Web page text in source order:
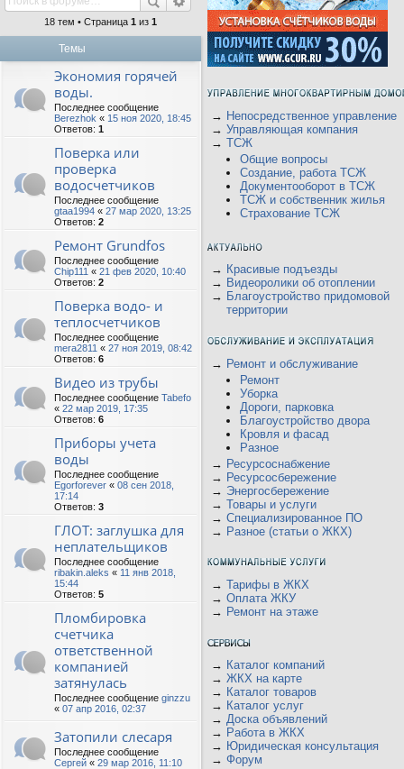
18 тем • Страница 1 из 1
Темы
Экономия горячей
воды.
Последнее сообщение
Berezhok « 15 ноя 2020, 18:45
Ответов: 1
Поверка или
проверка
водосчетчиков
Последнее сообщение
gtaa1994 « 27 мар 2020, 13:25
Ответов: 2
Ремонт Grundfos
Последнее сообщение
Chip111 « 21 фев 2020, 10:40
Ответов: 2
Поверка водо- и
теплосчетчиков
Последнее сообщение
mera2811 « 27 ноя 2019, 08:42
Ответов: 6
Видео из трубы
Последнее сообщение Tabefo
« 22 мар 2019, 17:35
Ответов: 6
Приборы учета
воды
Последнее сообщение
Egorforever « 08 сен 2018,
17:14
Ответов: 3
ГЛОТ: заглушка для
неплательщиков
Последнее сообщение
ribakin.aleks « 11 янв 2018,
15:44
Ответов: 5
Пломбировка
счетчика
ответственной
компанией
затянулась
Последнее сообщение ginzzu
« 07 апр 2016, 02:37
Затопили слесаря
Последнее сообщение
Сергей « 29 мар 2016, 11:10
→ Непосредственное управление
→ Управляющая компания
→ ТСЖ
Общие вопросы
Создание, работа ТСЖ
Документооборот в ТСЖ
ТСЖ и собственник жилья
Страхование ТСЖ
→ Красивые подъезды
→ Видеоролики об отоплении
→ Благоустройство придомовой
территории
→ Ремонт и обслуживание
Ремонт
Уборка
Дороги, парковка
Благоустройство двора
Кровля и фасад
Разное
→ Ресурсоснабжение
→ Ресурсосбережение
→ Энергосбережение
→ Товары и услуги
→ Специализированное ПО
→ Разное (статьи о ЖКХ)
→ Тарифы в ЖКХ
→ Оплата ЖКУ
→ Ремонт на этаже
→ Каталог компаний
→ ЖКХ на карте
→ Каталог товаров
→ Каталог услуг
→ Доска объявлений
→ Работа в ЖКХ
→ Юридическая консультация
→ Форум